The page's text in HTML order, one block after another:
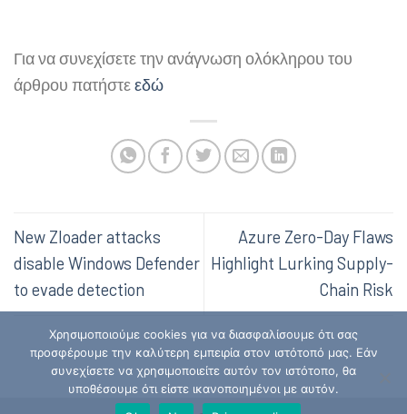
Για να συνεχίσετε την ανάγνωση ολόκληρου του
άρθρου πατήστεεδώ
New Zloader attacks
disable Windows Defender
to evade detection
Azure Zero-Day Flaws
Highlight Lurking Supply-
Chain Risk
Χρησιμοποιούμε cookies για να διασφαλίσουμε ότι σας
προσφέρουμε την καλύτερη εμπειρία στον ιστότοπό μας. Εάν
συνεχίσετε να χρησιμοποιείτε αυτόν τον ιστότοπο, θα
υποθέσουμε ότι είστε ικανοποιημένοι με αυτόν.